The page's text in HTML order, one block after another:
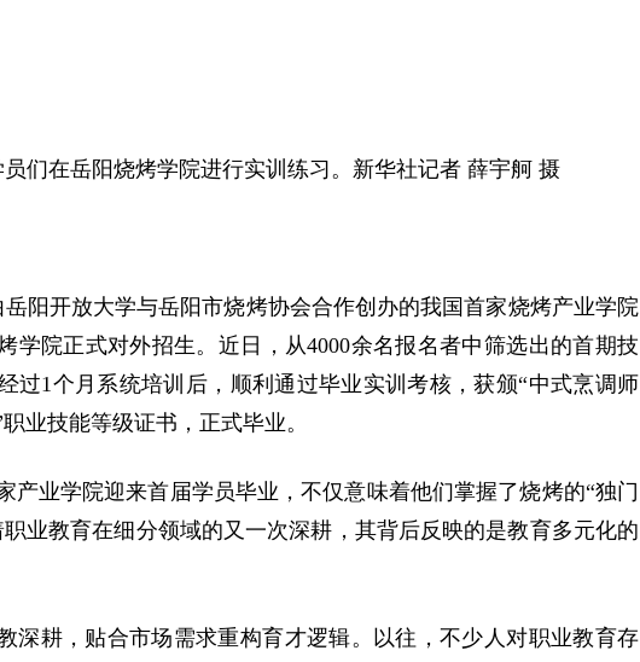
员们在岳阳烧烤学院进行实训练习。新华社记者 薛宇舸 摄
阳开放大学与岳阳市烧烤协会合作创办的我国首家烧烤产业学院
院正式对外招生。近日，从4000余名报名者中筛选出的首期技
过1个月系统培训后，顺利通过毕业实训考核，获颁“中式烹调师
职业技能等级证书，正式毕业。
产业学院迎来首届学员毕业，不仅意味着他们掌握了烧烤的“独门
业教育在细分领域的又一次深耕，其背后反映的是教育多元化的
深耕，贴合市场需求重构育才逻辑。以往，不少人对职业教育存